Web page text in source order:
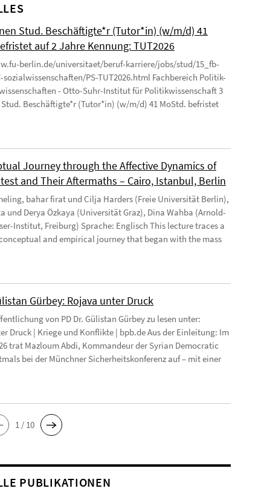
Stud. Beschäftigte*r (Tutor*in) (w/m/d) 41
auf 2 Jahre Kennung: TUT2026
berlin.de/universitaet/beruf-karriere/jobs/stud/15_fb-
PS-TUT2026.html Fachbereich Politik-
- Otto-Suhr-Institut für Politikwissenschaft 3
Beschäftigte*r (Tutor*in) (w/m/d) 41 MoStd. befristet
Journey through the Affective Dynamics of
and Their Aftermaths – Cairo, Istanbul, Berlin
bahar firat und Cilja Harders (Freie Universität Berlin),
und Derya Özkaya (Universität Graz), Dina Wahba (Arnold-
Institut, Freiburg) Sprache: Englisch This lecture traces a
and empirical journey that began with the mass
Gürbey: Rojava unter Druck
von PD Dr. Gülistan Gürbey zu lesen unter:
Druck | Kriege und Konflikte | bpb.de Aus der Einleitung: Im
trat Mazloum Abdi, Kommandeur der Syrian Democratic
bei der Münchner Sicherheitskonferenz auf – mit einer
1 / 10
PUBLIKATIONEN